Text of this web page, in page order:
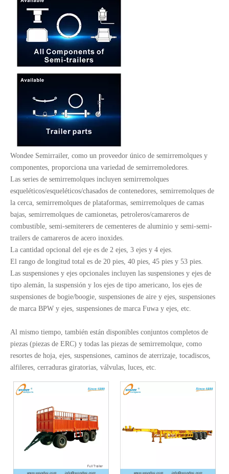
Wondee Semirrailer, como un proveedor único de semirremolques y
componentes, proporciona una variedad de semirremoledores.
Las series de semirremolques incluyen semirremolques
esqueléticos/esqueléticos/chasados ​​de contenedores, semirremolques de
la cerca, semirremolques de plataformas, semirremolques de camas
bajas, semirremolques de camionetas, petroleros/camareros de
combustible, semi-semiterers de cementeres de aluminio y semi-semi-
trailers de camareros de acero inoxides.
La cantidad opcional del eje es de 2 ejes, 3 ejes y 4 ejes.
El rango de longitud total es de 20 pies, 40 pies, 45 pies y 53 pies.
Las suspensiones y ejes opcionales incluyen las suspensiones y ejes de
tipo alemán, la suspensión y los ejes de tipo americano, los ejes de
suspensiones de bogie/boogie, suspensiones de aire y ejes, suspensiones
de marca BPW y ejes, suspensiones de marca Fuwa y ejes, etc.
Al mismo tiempo, también están disponibles conjuntos completos de
piezas (piezas de ERC) y todas las piezas de semirremolque, como
resortes de hoja, ejes, suspensiones, caminos de aterrizaje, tocadiscos,
alfileres, cerraduras giratorias, válvulas, luces, etc.